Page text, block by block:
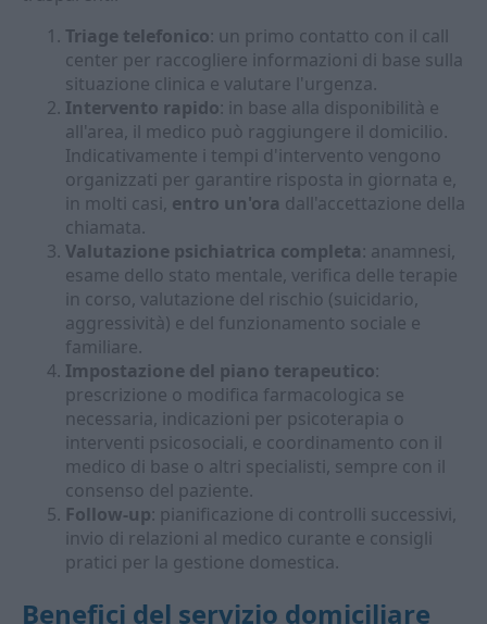
Triage telefonico: un primo contatto con il call
center per raccogliere informazioni di base sulla
situazione clinica e valutare l'urgenza.
Intervento rapido: in base alla disponibilità e
all'area, il medico può raggiungere il domicilio.
Indicativamente i tempi d'intervento vengono
organizzati per garantire risposta in giornata e,
in molti casi, entro un'ora dall'accettazione della
chiamata.
Valutazione psichiatrica completa: anamnesi,
esame dello stato mentale, verifica delle terapie
in corso, valutazione del rischio (suicidario,
aggressività) e del funzionamento sociale e
familiare.
Impostazione del piano terapeutico:
prescrizione o modifica farmacologica se
necessaria, indicazioni per psicoterapia o
interventi psicosociali, e coordinamento con il
medico di base o altri specialisti, sempre con il
consenso del paziente.
Follow-up: pianificazione di controlli successivi,
invio di relazioni al medico curante e consigli
pratici per la gestione domestica.
Benefici del servizio domiciliare